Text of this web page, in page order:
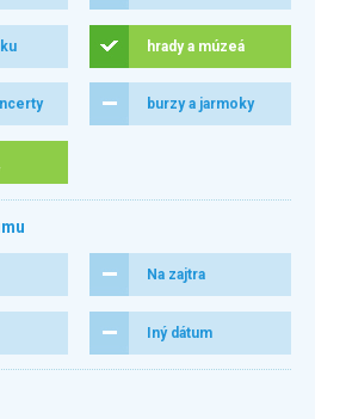
hrady a múzeá
burzy a jarmoky
Na zajtra
Iný dátum